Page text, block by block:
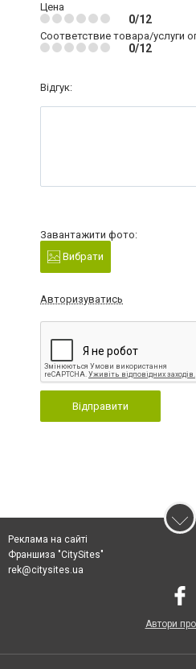
Цена
0/12
Соответствие товара/услуги
0/12
Відгук:
Завантажити фото:
Вибрати
Авторизуватись
Відправити
Реклама на сайті
Франшиза "CitySites"
rek@citysites.ua
Автори